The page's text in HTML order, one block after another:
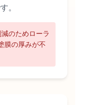
。
のためローラ
膜の厚みが不